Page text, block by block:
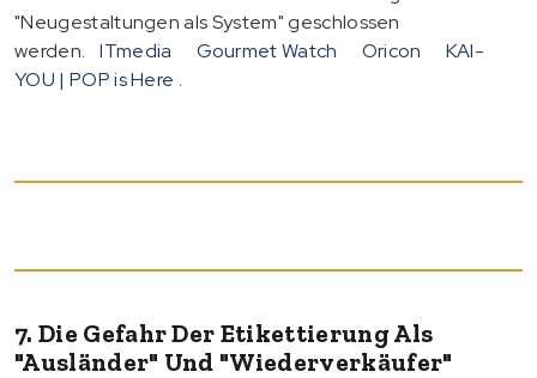
"Neugestaltungen als System" geschlossen
werden.
ITmedia Gourmet Watch Oricon
KAI-
YOU | POP is Here .
7. Die Gefahr Der Etikettierung Als
"Ausländer" Und "Wiederverkäufer"